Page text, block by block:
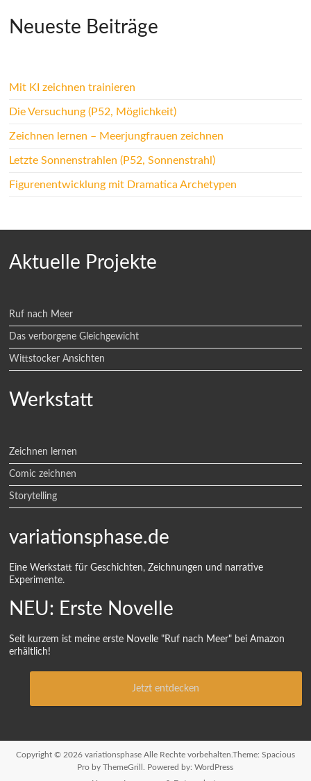
Neueste Beiträge
Mit KI zeichnen trainieren
Die Versuchung (P52, Möglichkeit)
Zeichnen lernen – Meerjungfrauen zeichnen
Letzte Sonnenstrahlen (P52, Sonnenstrahl)
Figurenentwicklung mit Dramatica Archetypen
Aktuelle Projekte
Ruf nach Meer
Das verborgene Gleichgewicht
Wittstocker Ansichten
Werkstatt
Zeichnen lernen
Comic zeichnen
Storytelling
variationsphase.de
Eine Werkstatt für Geschichten, Zeichnungen und narrative
Experimente.
NEU: Erste Novelle
Seit kurzem ist meine erste Novelle "Ruf nach Meer" bei Amazon
erhältlich!
Jetzt entdecken
Copyright © 2026 variationsphaseAlle Rechte vorbehalten.Theme: Spacious
Pro by ThemeGrill. Powered by:WordPress